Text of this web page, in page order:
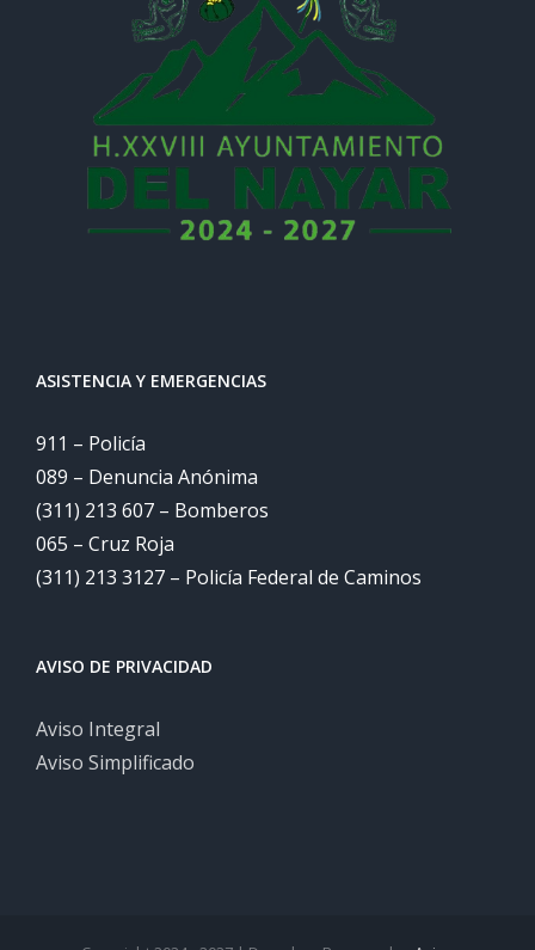
ASISTENCIA Y EMERGENCIAS
911 – Policía
089 – Denuncia Anónima
(311) 213 607 – Bomberos
065 – Cruz Roja
(311) 213 3127 – Policía Federal de Caminos
AVISO DE PRIVACIDAD
Aviso Integral
Aviso Simplificado